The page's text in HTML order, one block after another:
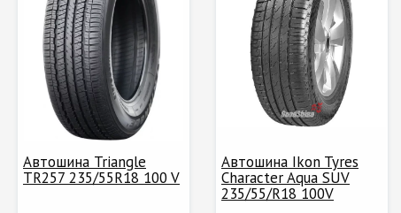
Автошина Triangle
TR257 235/55R18 100 V
Автошина Ikon Tyres
Character Aqua SUV
235/55/R18 100V